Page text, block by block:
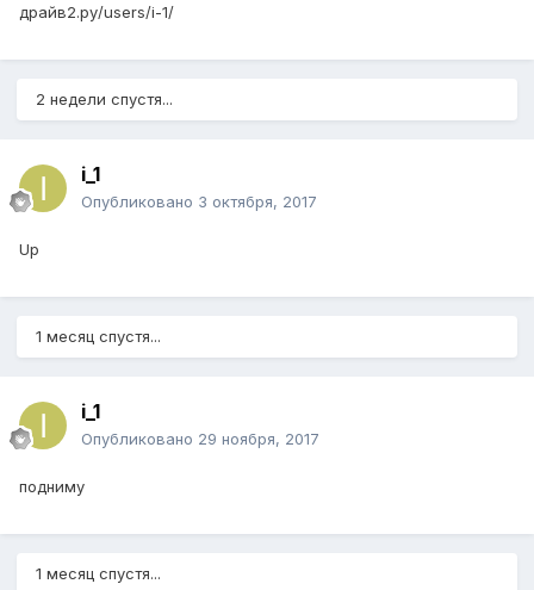
драйв2.ру/users/i-1/
2 недели спустя...
i_1
Опубликовано 3 октября, 2017
Up
1 месяц спустя...
i_1
Опубликовано 29 ноября, 2017
подниму
1 месяц спустя...